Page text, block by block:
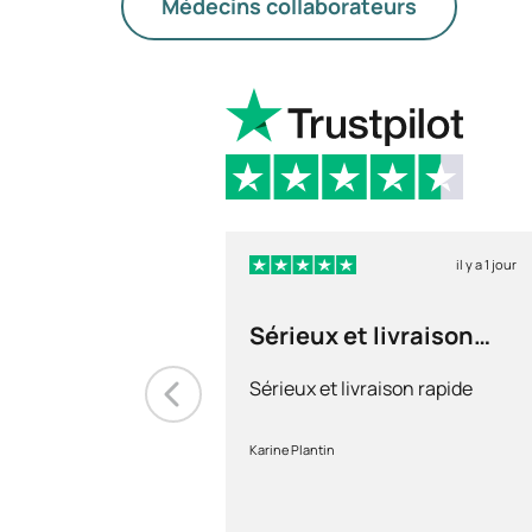
Médecins collaborateurs
il y a 1 jour
Sérieux et livraison
Sérieux et livraison rapide
Karine Plantin